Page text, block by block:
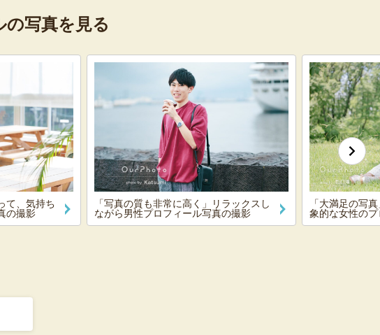
の写真を見る
て、気持ち
の撮影
「写真の質も非常に高く」リラックスし
ながら男性プロフィール写真の撮影
「大満足の写
象的な女性の